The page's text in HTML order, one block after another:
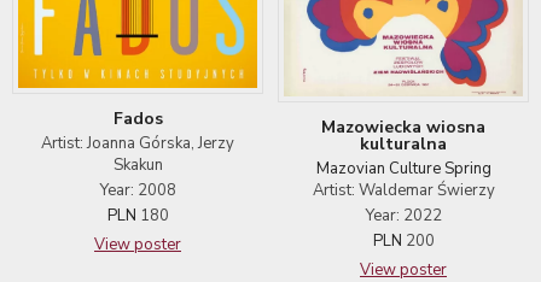
Fados
Artist: Joanna Górska, Jerzy
Skakun
Year: 2008
PLN 180
View poster
Mazowiecka wiosna
kulturalna
Mazovian Culture Spring
Artist: Waldemar Świerzy
Year: 2022
PLN 200
View poster